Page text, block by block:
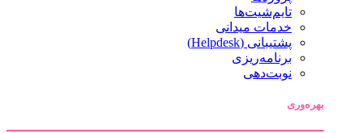
تایم‌شیت‌ها
خدمات میدانی
پشتیبانی (Helpdesk)
برنامه‌ریزی
نوبت‌دهی
بهره‌وری